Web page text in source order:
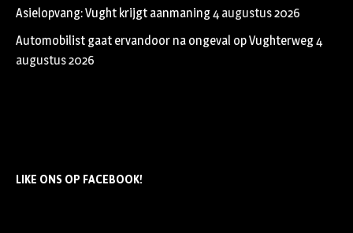
Asielopvang: Vught krijgt aanmaning4 augustus 2026
Automobilist gaat ervandoor na ongeval op Vughterweg4
augustus 2026
LIKE ONS OP FACEBOOK!